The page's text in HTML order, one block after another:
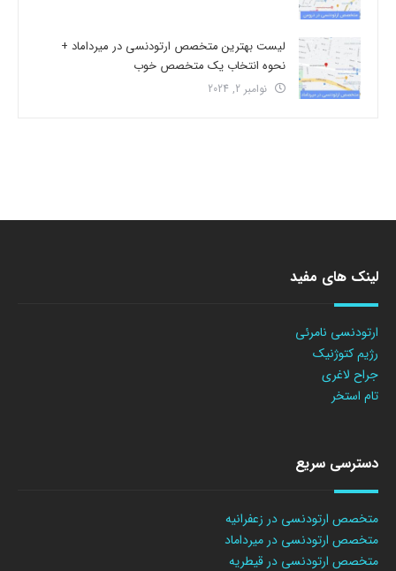
لیست بهترین متخصص ارتودنسی در میرداماد +
نحوه انتخاب یک متخصص خوب
نوامبر 2, 2024
لینک های مفید
ارتودنسی نامرئی
رژیم کتوژنیک
جراح لاغری
تام استخر
دسترسی سریع
متخصص ارتودنسی در زعفرانیه
متخصص ارتودنسی در میرداماد
متخصص ارتودنسی در قیطریه